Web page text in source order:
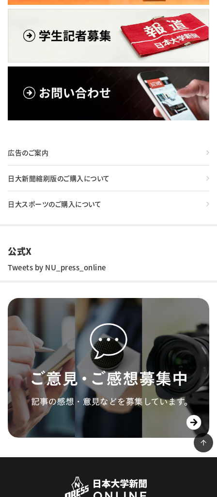
広告のご案内
日大新聞縮刷版のご購入について
日大スポーツのご購入について
公式X
Tweets by NU_press_online